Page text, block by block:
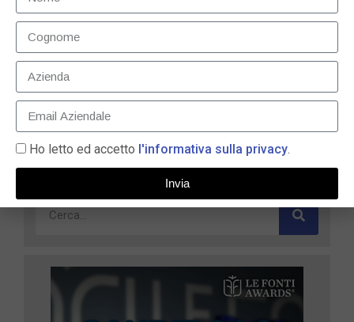
Confronto conto corrente: Credem, ING e
Mediolanum
LEGGI TUTTO »
Ho letto ed accetto l'informativa sulla privacy.
Invia